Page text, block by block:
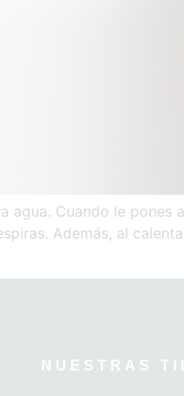
Cuando le
Además, al
NUESTRAS